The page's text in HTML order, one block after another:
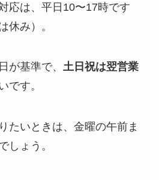
応は、平日10〜17時です
休み）。
が基準で、 土日祝は翌営業
です。
たいときは、金曜の午前ま
しょう。